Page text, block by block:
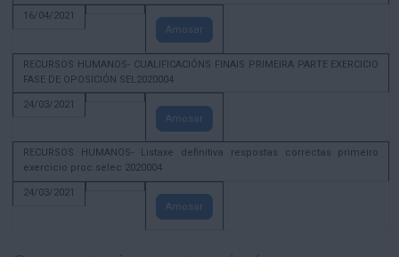
16/04/2021
Amosar
RECURSOS HUMANOS- CUALIFICACIÓNS FINAIS PRIMEIRA PARTE EXERCICIO
FASE DE OPOSICIÓN SEL2020004
24/03/2021
Amosar
RECURSOS HUMANOS- Listaxe definitiva respostas correctas primeiro
exercicio proc selec 2020004
24/03/2021
Amosar